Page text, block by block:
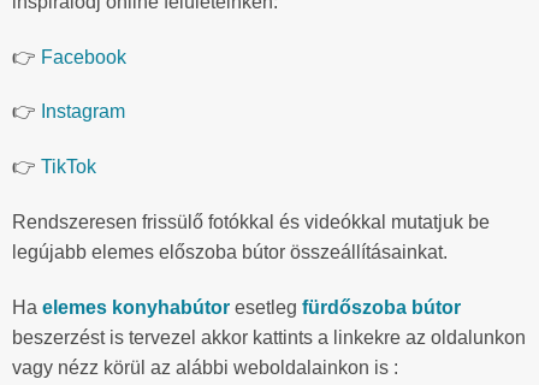
👉 Facebook
👉 Instagram
👉 TikTok
Rendszeresen frissülő fotókkal és videókkal mutatjuk be
legújabb elemes előszoba bútor összeállításainkat.
Ha elemes konyhabútor esetleg fürdőszoba bútor
beszerzést is tervezel akkor kattints a linkekre az oldalunkon
vagy nézz körül az alábbi weboldalainkon is :